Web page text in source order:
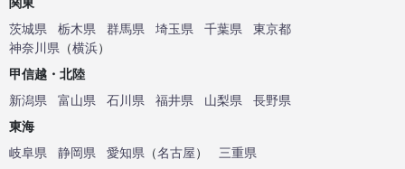
茨城県
栃木県 群馬県 埼玉県 千葉県
東京都
神奈川県 （横浜）
甲信越・北陸
新潟県
富山県 石川県 福井県 山梨県
長野県
東海
岐阜県
静岡県 愛知県 （名古屋）
三重県